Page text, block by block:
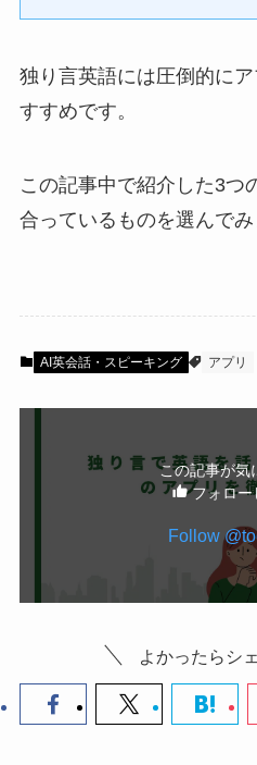
独り言英語には圧倒的に
すすめです。
この記事中で紹介した3つ
合っているものを選んでみ
AI英会話・スピーキング アプリ
この記事が気
フォロー
Follow
よかったらシ